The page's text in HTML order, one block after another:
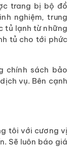
trang bị bộ đồ
nghiệm, trung
tủ lạnh từ những
tủ cho tới phức
chính sách bảo
vụ. Bên cạnh
tôi với cương vị
Sẽ luôn báo giá